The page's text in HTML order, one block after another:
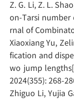
Z. G. Li, Z. L.
on-Tarsi
rnal of
Xiaoxiang Yu,
fication and
wo jump
2024(355): 268-
Zhiguo Li, Yujia